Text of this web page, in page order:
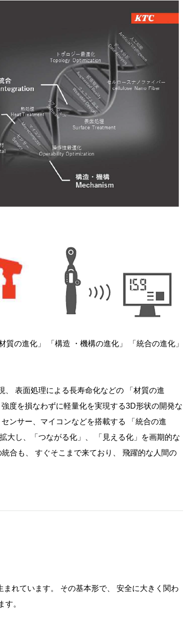
質の進化」 「構造 ・機構の進化」 「統合の進化」
、 表面処理による長寿命化などの 「材質の進
度を損なわずに軽量化を実現する3D形状の開発な
ンサー、マイコンなどを搭載する 「統合の進
大し、「つながる化」、 「見える化」を画期的な
統合も、 すぐそこまで来ており、 飛躍的な人間の
れています。 その基本形で、 安全に大きく関わ
す。